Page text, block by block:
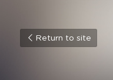
Return to site